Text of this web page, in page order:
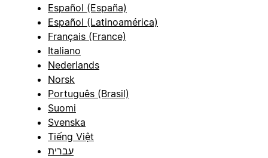
Español (España)
Español (Latinoamérica)
Français (France)
Italiano
Nederlands
Norsk
Português (Brasil)
Suomi
Svenska
Tiếng Việt
עברית